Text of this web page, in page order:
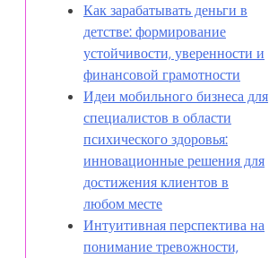
Как зарабатывать деньги в
детстве: формирование
устойчивости, уверенности и
финансовой грамотности
Идеи мобильного бизнеса для
специалистов в области
психического здоровья:
инновационные решения для
достижения клиентов в
любом месте
Интуитивная перспектива на
понимание тревожности,